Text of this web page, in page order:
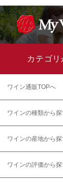
カテゴ
ワイン通販TOPへ
ワインの種類から探
ワインの産地から探
ワインの評価から探